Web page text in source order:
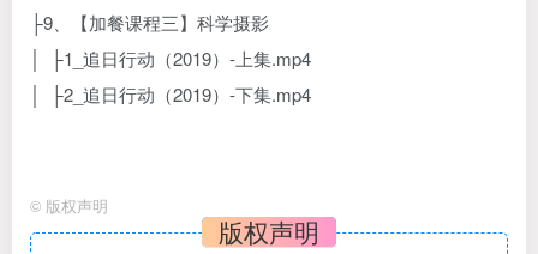
├9、【加餐课程三】科学摄影
│ ├1_追日行动（2019）-上集.mp4
│ ├2_追日行动（2019）-下集.mp4
© 版权声明
版权声明